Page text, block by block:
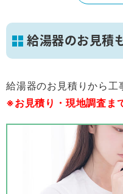
給湯器のお見積
給湯器のお見積りから工
※お見積り・現地調査ま